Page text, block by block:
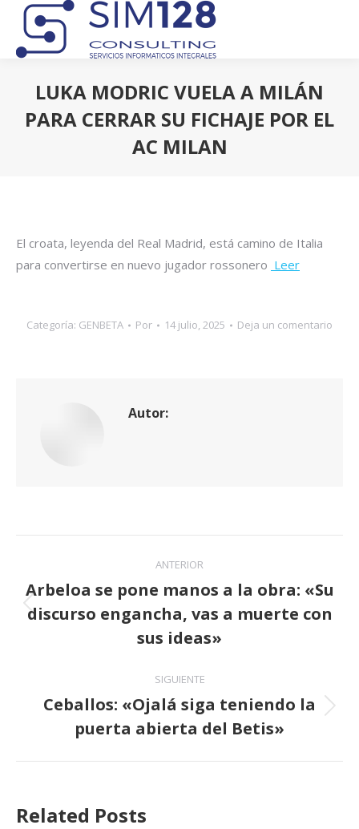
LUKA MODRIC VUELA A MILÁN
PARA CERRAR SU FICHAJE POR EL
AC MILAN
El croata, leyenda del Real Madrid, está camino de Italia
para convertirse en nuevo jugador rossonero Leer
Categoría: GENBETA Por 14 julio, 2025 Deja un comentario
Autor:
Navegación
entre
publicaciones
ANTERIOR
Publicación
anterior:
Arbeloa se pone manos a la obra: «Su
discurso engancha, vas a muerte con
sus ideas»
SIGUIENTE
Publicación
siguiente:
Ceballos: «Ojalá siga teniendo la
puerta abierta del Betis»
Related Posts